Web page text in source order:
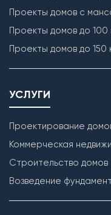
Проекты домов с
Проекты домов до 100
Проекты домов до 150
УСЛУГИ
Проектирование
Коммерческая
Строительство домов
Возведение